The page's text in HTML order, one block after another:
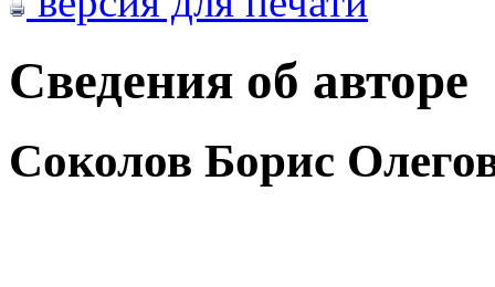
Сведения об авторе
Соколов Борис